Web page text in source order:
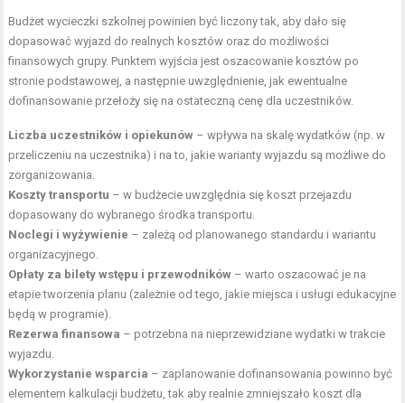
Budżet wycieczki szkolnej powinien być liczony tak, aby dało się
dopasować wyjazd do realnych kosztów oraz do możliwości
finansowych grupy. Punktem wyjścia jest oszacowanie kosztów po
stronie podstawowej, a następnie uwzględnienie, jak ewentualne
dofinansowanie przełoży się na ostateczną cenę dla uczestników.
Liczba uczestników i opiekunów – wpływa na skalę wydatków (np. w
przeliczeniu na uczestnika) i na to, jakie warianty wyjazdu są możliwe do
zorganizowania.
Koszty transportu – w budżecie uwzględnia się koszt przejazdu
dopasowany do wybranego środka transportu.
Noclegi i wyżywienie – zależą od planowanego standardu i wariantu
organizacyjnego.
Opłaty za bilety wstępu i przewodników – warto oszacować je na
etapie tworzenia planu (zależnie od tego, jakie miejsca i usługi edukacyjne
będą w programie).
Rezerwa finansowa – potrzebna na nieprzewidziane wydatki w trakcie
wyjazdu.
Wykorzystanie wsparcia – zaplanowanie dofinansowania powinno być
elementem kalkulacji budżetu, tak aby realnie zmniejszało koszt dla